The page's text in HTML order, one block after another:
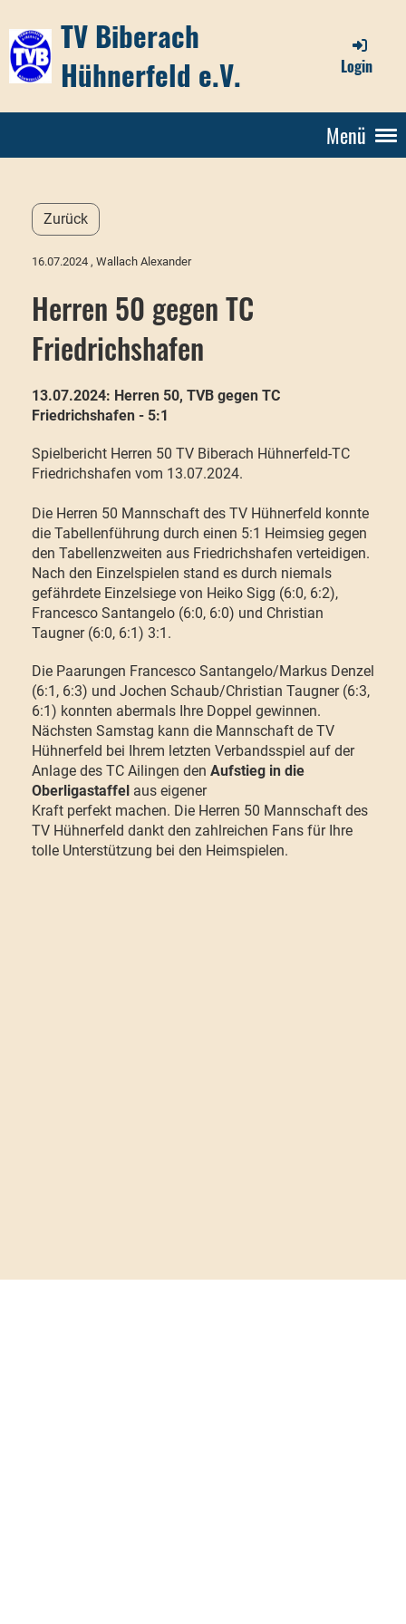
TV Biberach
Hühnerfeld e.V.
Login
Menü
Zurück
16.07.2024 , Wallach Alexander
Herren 50 gegen TC
Friedrichshafen
13.07.2024: Herren 50, TVB gegen TC
Friedrichshafen - 5:1
Spielbericht Herren 50 TV Biberach Hühnerfeld-TC
Friedrichshafen vom 13.07.2024.
Die Herren 50 Mannschaft des TV Hühnerfeld konnte
die Tabellenführung durch einen 5:1 Heimsieg gegen
den Tabellenzweiten aus Friedrichshafen verteidigen.
Nach den Einzelspielen stand es durch niemals
gefährdete Einzelsiege von Heiko Sigg (6:0, 6:2),
Francesco Santangelo (6:0, 6:0) und Christian
Taugner (6:0, 6:1) 3:1.
Die Paarungen Francesco Santangelo/Markus Denzel
(6:1, 6:3) und Jochen Schaub/Christian Taugner (6:3,
6:1) konnten abermals Ihre Doppel gewinnen.
Nächsten Samstag kann die Mannschaft de TV
Hühnerfeld bei Ihrem letzten Verbandsspiel auf der
Anlage des TC Ailingen den Aufstieg in die
Oberligastaffel aus eigener
Kraft perfekt machen. Die Herren 50 Mannschaft des
TV Hühnerfeld dankt den zahlreichen Fans für Ihre
tolle Unterstützung bei den Heimspielen.